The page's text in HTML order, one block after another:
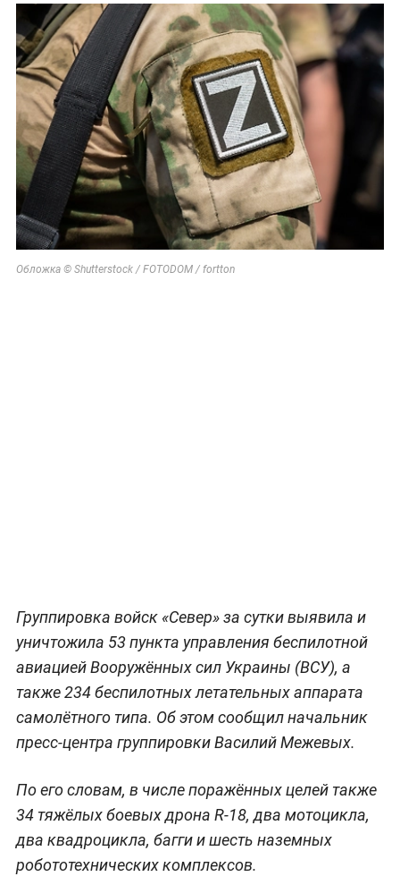
Обложка © Shutterstock / FOTODOM / fortton
Группировка войск «Север» за сутки выявила и
уничтожила 53 пункта управления беспилотной
авиацией Вооружённых сил Украины (ВСУ), а
также 234 беспилотных летательных аппарата
самолётного типа. Об этом сообщил начальник
пресс-центра группировки Василий Межевых.
По его словам, в числе поражённых целей также
34 тяжёлых боевых дрона R-18, два мотоцикла,
два квадроцикла, багги и шесть наземных
робототехнических комплексов.